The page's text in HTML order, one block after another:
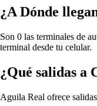
¿A Dónde
Son 0 las terminales de
terminal desde tu celular.
¿Qué salidas a
Aguila Real ofrece